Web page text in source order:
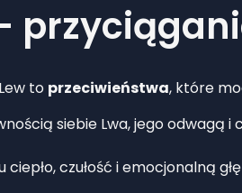
to przeciwieństwa, które
siebie Lwa, jego odwagą
ciepło, czułość i emocjonalną